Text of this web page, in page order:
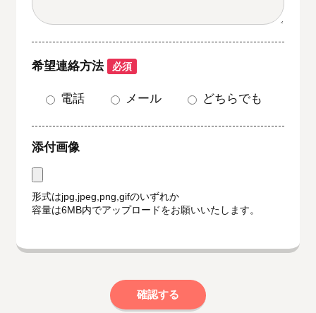
希望連絡方法 必須
電話 メール どちらでも
添付画像
形式はjpg,jpeg,png,gifのいずれか
容量は6MB内でアップロードをお願いいたします。